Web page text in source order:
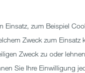
Einsatz, zum Beispiel
Zweck zum
Zweck zu oder
Sie Ihre Einwilligung
Kinder-
für